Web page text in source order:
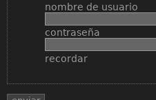
nombre de usuario
contraseña
recordar